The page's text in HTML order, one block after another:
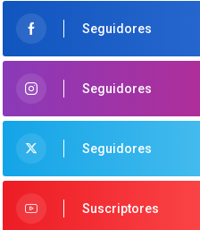
Seguidores
Seguidores
Seguidores
Suscriptores